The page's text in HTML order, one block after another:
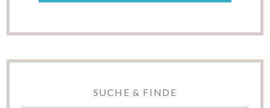
SUCHE & FINDE